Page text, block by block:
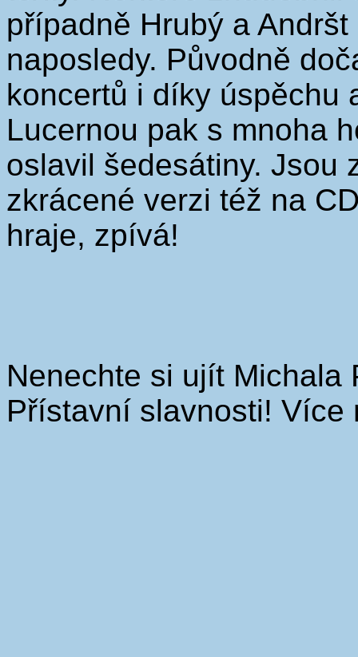
případně Hrubý a
naposledy. Původně
koncertů i díky úspěchu
Lucernou pak s mnoha
oslavil šedesátiny. Jsou
zkrácené verzi též na
hraje, zpívá!
Nenechte si ujít Michala
Přístavní slavnosti!